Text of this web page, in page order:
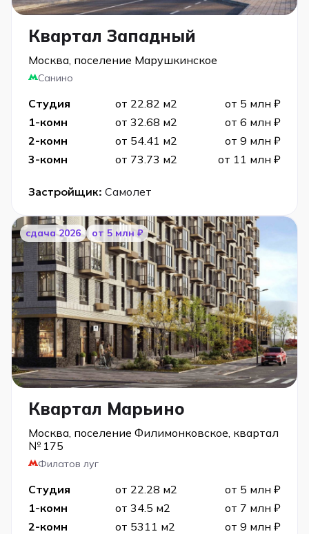
Квартал Западный
Москва, поселение Марушкинское
Санино
Студия от 22.82 м2
от 5 млн ₽
1-комн
от 32.68 м2
от 6 млн ₽
2-комн
от 54.41 м2
от 9 млн ₽
3-комн
от 73.73 м2 от 11 млн ₽
Застройщик: Самолет
cдача 2026 от 5 млн ₽
Квартал Марьино
Москва, поселение Филимонковское, квартал
№ 175
Филатов луг
Студия от 22.28 м2
от 5 млн ₽
1-комн
от 34.5 м2
от 7 млн ₽
2-комн
от 5311 м2
от 9 млн ₽